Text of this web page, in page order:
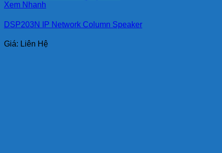
Xem Nhanh
DSP203N IP Network Column Speaker
Giá: Liên Hệ